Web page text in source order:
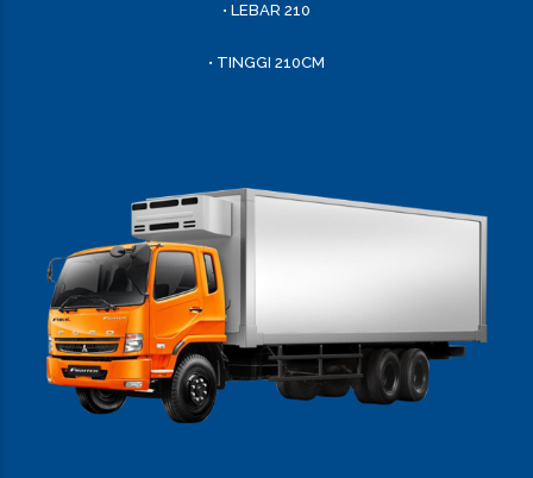
• LEBAR 210
• TINGGI 210CM